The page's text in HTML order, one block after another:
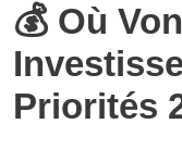
💰 Où
Priorités